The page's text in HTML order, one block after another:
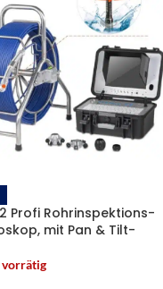
Profi Rohrinspektions-
mit Pan & Tilt-
L=(60m)